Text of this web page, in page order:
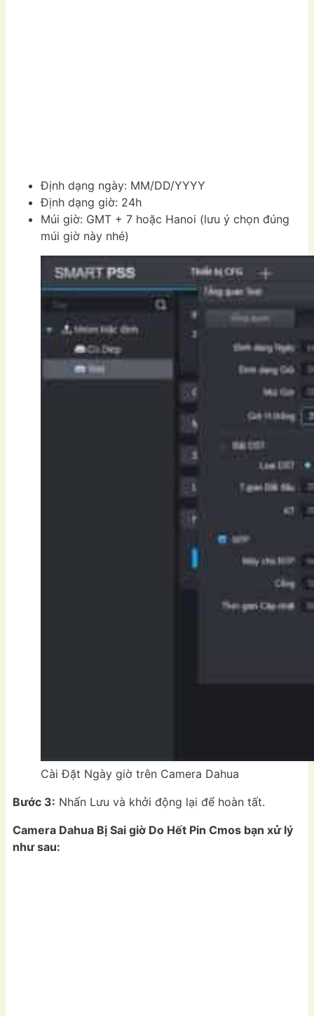
Định dạng ngày: MM/DD/YYYY
Định dạng giờ: 24h
Múi giờ: GMT + 7 hoặc Hanoi (lưu ý chọn đúng
múi giờ này nhé)
Cài Đặt Ngày giờ trên Camera Dahua
Bước 3: Nhấn Lưu và khởi động lại để hoàn tất.
Camera Dahua Bị Sai giờ Do Hết Pin Cmos bạn xử lý
như sau: